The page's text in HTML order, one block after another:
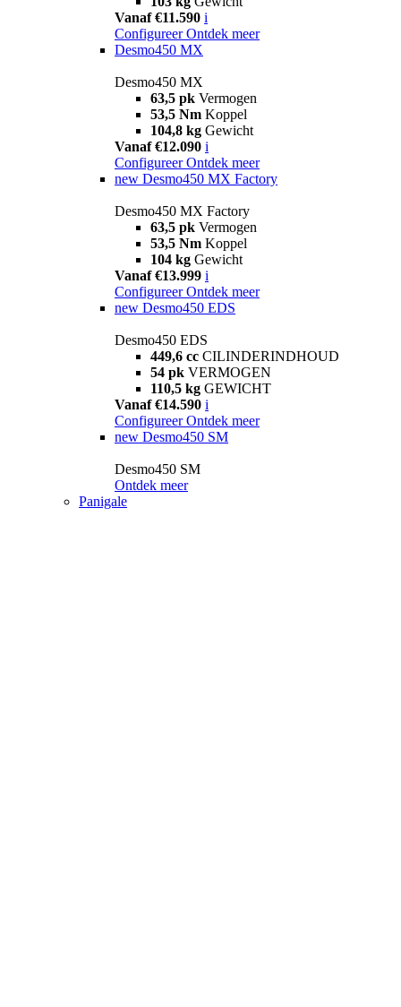
Vanaf €11.590 i
Configureer Ontdek meer
Desmo450 MX
Desmo450 MX
63,5 pk Vermogen
53,5 Nm Koppel
104,8 kg Gewicht
Vanaf €12.090 i
Configureer Ontdek meer
new Desmo450 MX Factory
Desmo450 MX Factory
63,5 pk Vermogen
53,5 Nm Koppel
104 kg Gewicht
Vanaf €13.999 i
Configureer Ontdek meer
new Desmo450 EDS
Desmo450 EDS
449,6 cc CILINDERINDHOUD
54 pk VERMOGEN
110,5 kg GEWICHT
Vanaf €14.590 i
Configureer Ontdek meer
new Desmo450 SM
Desmo450 SM
Ontdek meer
Panigale